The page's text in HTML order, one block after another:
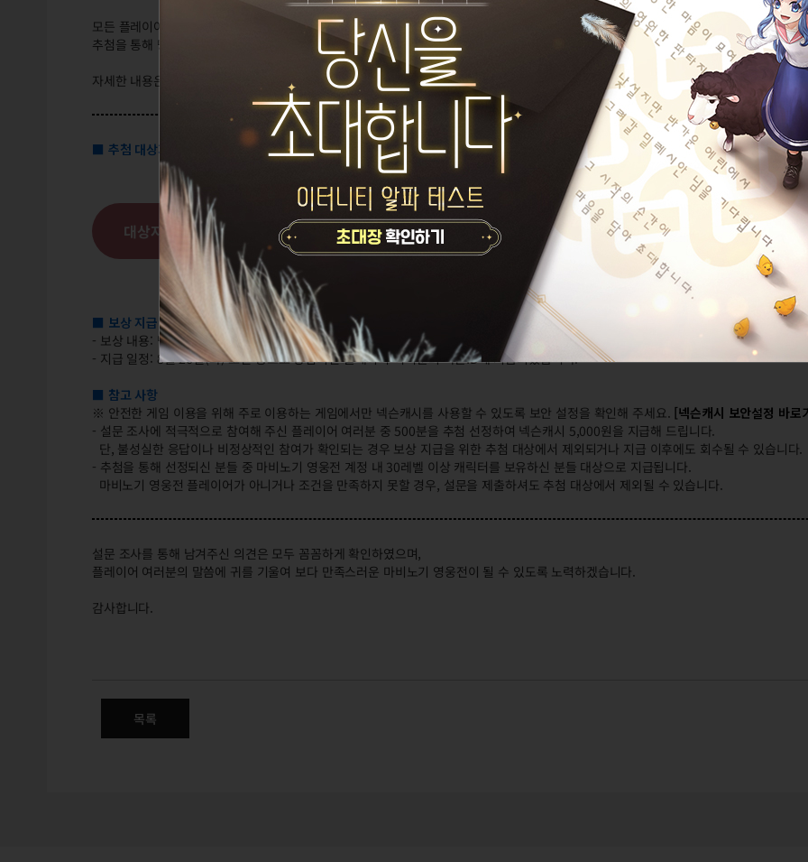
모든 플레이어 여러분께 선물을 드리지 못하여 아쉬운 마음이며,
추첨을 통해 당첨되신 플레이어 여러분께는 넥슨캐시 5,000원을 지급해 드립니다.
자세한 내용은 아래를 확인해 주세요.
■ 추첨 대상자 확인
대상자 확인 바로가기
■ 보상 지급 안내
- 보상 내용: 넥슨캐시 5,000원
- 지급 일정: 8월 26일(화) 오전 중으로 당첨되신 플레이어 여러분의 넥슨ID에 지급되었습니다.
■ 참고 사항
※ 안전한 게임 이용을 위해 주로 이용하는 게임에서만 넥슨캐시를 사용할 수 있도록 보안 설정을 확인해 주세요. [넥슨캐시 보안설정 바로
- 설문 조사에 적극적으로 참여해 주신 플레이어 여러분 중 500분을 추첨 선정하여 넥슨캐시 5,000원을 지급해 드립니다.
단, 불성실한 응답이나 비정상적인 참여가 확인되는 경우 보상 지급을 위한 추첨 대상에서 제외되거나 지급 이후에도 회수될 수 있습니다.
- 추첨을 통해 선정되신 분들 중 마비노기 영웅전 계정 내 30레벨 이상 캐릭터를 보유하신 분들 대상으로 지급됩니다.
마비노기 영웅전 플레이어가 아니거나 조건을 만족하지 못할 경우, 설문을 제출하셔도 추첨 대상에서 제외될 수 있습니다.
설문 조사를 통해 남겨주신 의견은 모두 꼼꼼하게 확인하였으며,
플레이어 여러분의 말씀에 귀를 기울여 보다 만족스러운 마비노기 영웅전이 될 수 있도록 노력하겠습니다.
감사합니다.
목록